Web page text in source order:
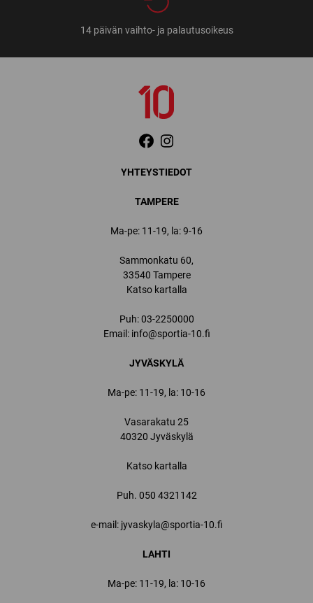
14 päivän vaihto- ja palautusoikeus
YHTEYSTIEDOT
TAMPERE
Ma-pe: 11-19, la: 9-16
Sammonkatu 60,
33540 Tampere
Katso kartalla
Puh:03-2250000
Email: info@sportia-10.fi
JYVÄSKYLÄ
Ma-pe: 11-19, la: 10-16
Vasarakatu 25
40320 Jyväskylä
Katso kartalla
Puh. 050 4321142
e-mail: jyvaskyla@sportia-10.fi
LAHTI
Ma-pe: 11-19, la: 10-16